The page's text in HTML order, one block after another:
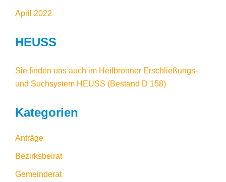
April 2022
HEUSS
Sie finden uns auch im Heilbronner Erschließungs-
und Suchsystem HEUSS (Bestand D 158)
Kategorien
Anträge
Bezirksbeirat
Gemeinderat